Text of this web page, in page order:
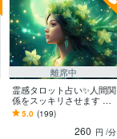
離席中
霊感タロット占い✨人間関
係をスッキリさせます ☘️
人間関係のストレスを減
らす、トラブル解消のサ
5.0 (199)
260 円 /分